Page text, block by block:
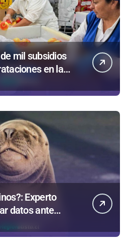
mil subsidios
en la
Experto
datos ante